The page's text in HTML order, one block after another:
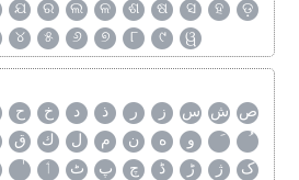
ଯ ର ଲ ଳ ଶ ଷ ସ ହ
ଡ଼
୪ ୫ ୬ ୭ ୮ ୯ ୱ
ح خ د ذ ر ز س ش ص
ق ك ل م ن ه
و
ٲ ٹ پ چ ڈ ڑ ژ
ک